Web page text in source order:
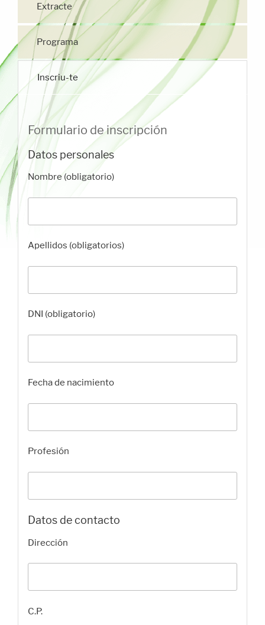
Extracte
Programa
Inscriu-te
Formulario de inscripción
Datos personales
Nombre (obligatorio)
Apellidos (obligatorios)
DNI (obligatorio)
Fecha de nacimiento
Profesión
Datos de contacto
Dirección
C.P.